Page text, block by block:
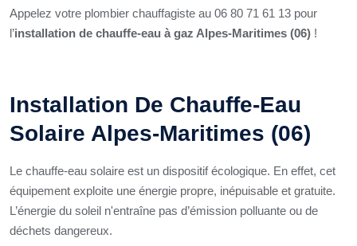
Appelez votre plombier chauffagiste au 06 80 71 61 13 pour
l’installation de chauffe-eau à gaz Alpes-Maritimes (06) !
Installation De Chauffe-Eau
Solaire Alpes-Maritimes (06)
Le chauffe-eau solaire est un dispositif écologique. En effet, cet
équipement exploite une énergie propre, inépuisable et gratuite.
L’énergie du soleil n'entraîne pas d’émission polluante ou de
déchets dangereux.